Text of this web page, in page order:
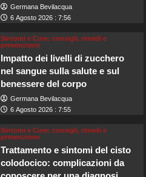
Germana Bevilacqua
6 Agosto 2026 : 7:56
Sintomi e Cure: consigli, rimedi e
prevenzione
Impatto dei livelli di zucchero
nel sangue sulla salute e sul
benessere del corpo
Germana Bevilacqua
6 Agosto 2026 : 7:55
Sintomi e Cure: consigli, rimedi e
prevenzione
Trattamento e sintomi del cisto
colodocico: complicazioni da